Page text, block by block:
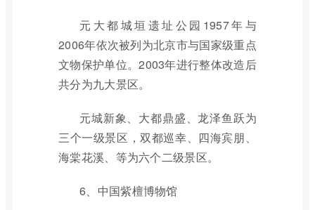
元大都城垣遗址公园1957年与
2006年依次被列为北京市与国家级重点
文物保护单位。2003年进行整体改造后
共分为九大景区。
元城新象、大都鼎盛、龙泽鱼跃为
三个一级景区，双都巡幸、四海宾朋、
海棠花溪、等为六个二级景区。
6、中国紫檀博物馆